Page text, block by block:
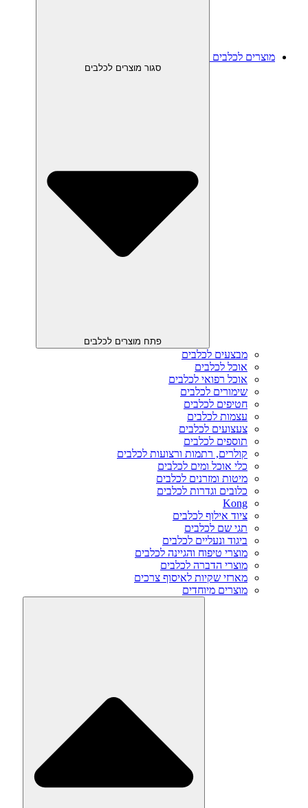
מוצרים לכלבים
סגור מוצרים לכלבים
פתח מוצרים לכלבים
מבצעים לכלבים
אוכל לכלבים
אוכל רפואי לכלבים
שימורים לכלבים
חטיפים לכלבים
עצמות לכלבים
צעצועים לכלבים
תוספים לכלבים
קולרים, רתמות ורצועות לכלבים
כלי אוכל ומים לכלבים
מיטות ומזרנים לכלבים
כלובים וגדרות לכלבים
Kong
ציוד אילוף לכלבים
תגי שם לכלבים
ביגוד ונעליים לכלבים
מוצרי טיפוח והגיינה לכלבים
מוצרי הדברה לכלבים
מארזי שקיות לאיסוף צרכים
מוצרים מיוחדים